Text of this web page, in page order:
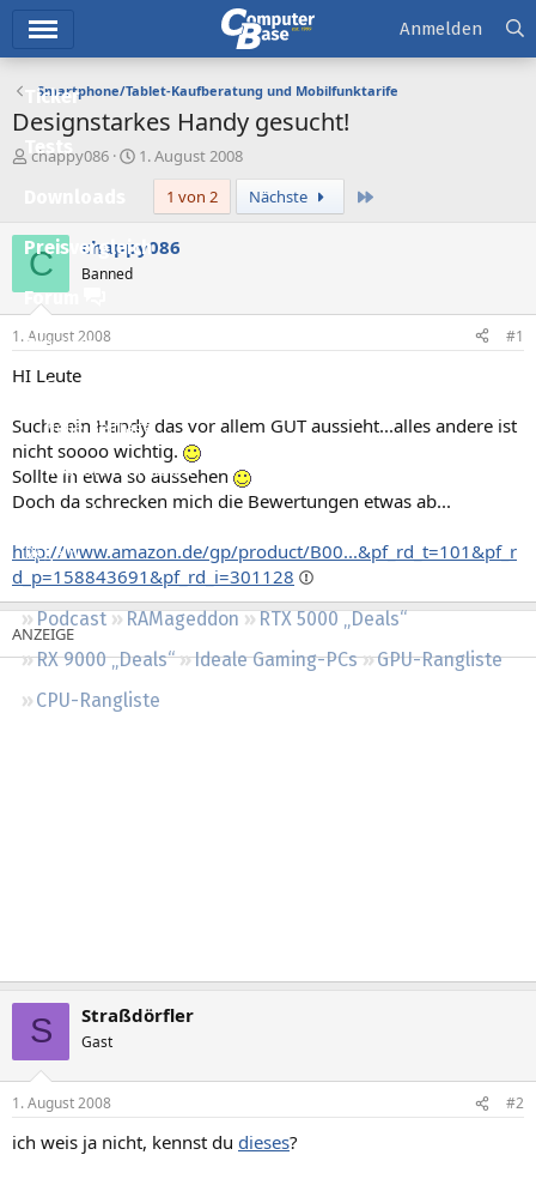
Ticker
Tests
Preisvergleich
Forum
Aktuelles
Empfohlene Inhalte
Neue Beiträge
Neueste Aktivitäten
Leserartikel
Regeln
Podcast RAMageddon
RTX 5000 „Deals“
RX 9000 „Deals“
Ideale Gaming-PCs
GPU-Rangliste
CPU-Rangliste
Anmelden
Smartphone/Tablet-Kaufberatung und Mobilfunktarife
Designstarkes Handy gesucht!
E
e
l
e
r
chappy086
E
e
l
m
1. August 2008
1 von 2
Nächste
C chappy086
Banned
1. August 2008 #1
HI Leute
Suche ein Handy das vor allem GUT aussieht...alles andere ist
nicht soooo wichtig.
Sollte in etwa so aussehen
Doch da schrecken mich die Bewertungen etwas ab...
http://www.amazon.de/gp/product/B00...&pf_rd_t=101&pf_r
d_p=158843691&pf_rd_i=301128
S Straßdörfler
Gast
1. August 2008 #2
ich weis ja nicht, kennst du dieses?